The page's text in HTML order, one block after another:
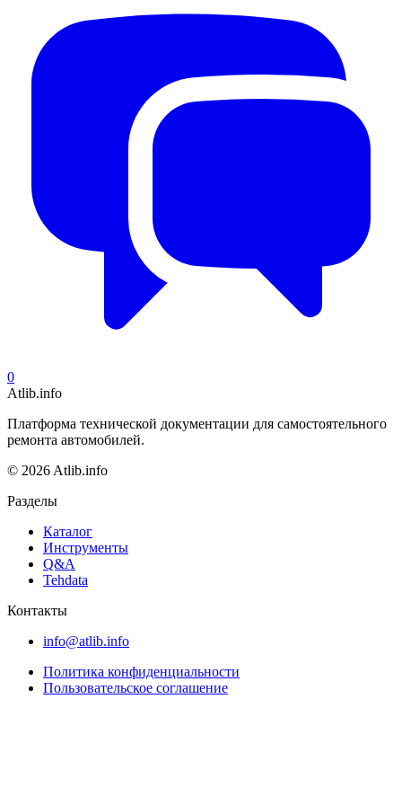
0
Atlib.info
Платформа технической документации для самостоятельного
ремонта автомобилей.
© 2026 Atlib.info
Разделы
Каталог
Инструменты
Q&A
Tehdata
Контакты
info@atlib.info
Политика конфиденциальности
Пользовательское соглашение